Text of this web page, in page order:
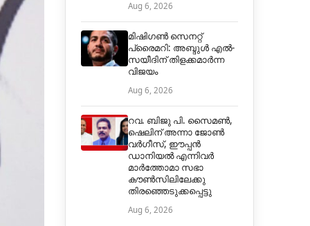
Aug 6, 2026
മിഷിഗൺ സെനറ്റ്
പ്രൈമറി: അബ്ദുൾ എൽ-
സയീദിന് തിളക്കമാർന്ന
വിജയം
Aug 6, 2026
റവ. ബിജു പി. സൈമൺ,
ഷെലിന് അന്നാ ജോൺ
വർഗീസ്, ഈപ്പൻ
ഡാനിയൽ എന്നിവർ
മാർത്തോമാ സഭാ
കൗൺസിലിലേക്കു
തിരഞ്ഞെടുക്കപ്പെട്ടു
Aug 6, 2026